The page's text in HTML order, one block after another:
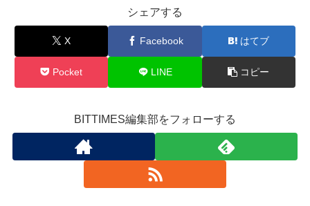
シェアする
X Facebook はてブ
Pocket LINE コピー
BITTIMES編集部をフォローする